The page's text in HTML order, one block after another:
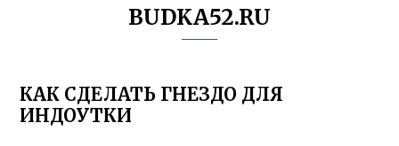
BUDKA52.RU
КАК СДЕЛАТЬ ГНЕЗДО ДЛЯ
ИНДОУТКИ